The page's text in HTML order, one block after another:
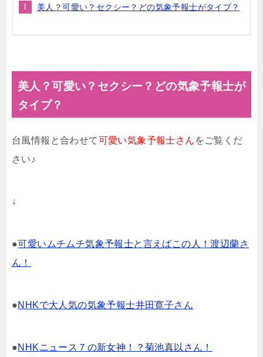
美人？可愛い？セクシー？どの気象予報士がタイプ？
美人？可愛い？セクシー？どの気象予報士が
タイプ？
台風情報と合わせて可愛い気象予報士さん をご覧くだ
さい♪
↓
●可愛いムチムチ気象予報士と言えばこの人！渡辺蘭さ
ん！
●NHKで大人気の気象予報士井田寛子さん
●NHKニュース７の新女神！？菊池真以さん！